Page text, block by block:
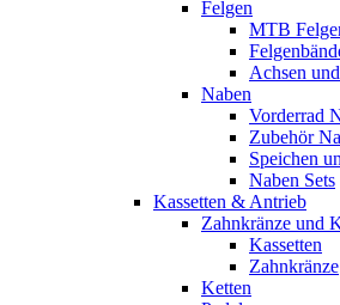
Felgen
MTB
Achsen
Naben
Vorderrad
Zubehör
Speichen
Naben Sets
Kassetten & Antrieb
Zahnkränze und
Kassetten
Zahnkränze
Ketten